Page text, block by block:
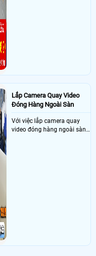
Lắp Camera Quay Video
Đóng Hàng Ngoài Sàn
Với việc lắp camera quay
video đóng hàng ngoài sàn